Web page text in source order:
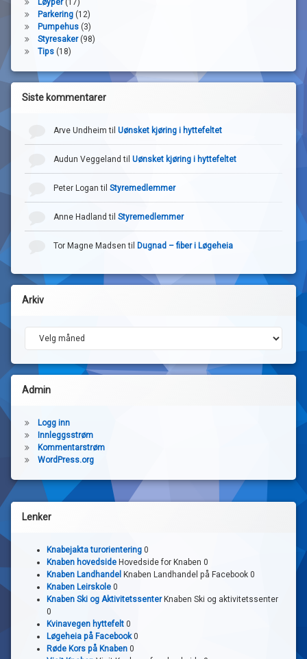
Parkering(12)
Pumpehus(3)
Styresaker(98)
Tips(18)
Siste kommentarer
Arve Undheim til Uønsket kjøring i hyttefeltet
Audun Veggeland til Uønsket kjøring i hyttefeltet
Peter Logan til Styremedlemmer
Anne Hadland til Styremedlemmer
Tor Magne Madsen til Dugnad – fiber i Løgeheia
Arkiv
Admin
Logg inn
Innleggsstrøm
Kommentarstrøm
WordPress.org
Lenker
Knabejakta turorientering 0
Knaben hovedside Hovedside for Knaben 0
Knaben Landhandel Knaben Landhandel på Facebook 0
Knaben Leirskole 0
Knaben Ski og AktivitetssenterKnaben Ski og aktivitetssenter
0
Kvinavegen hyttefelt 0
Løgeheia på Facebook0
Røde Kors på Knaben 0